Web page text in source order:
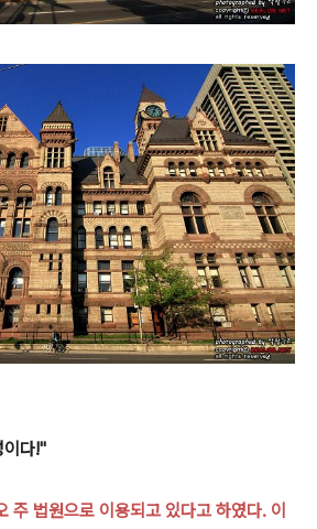
이다!"
주 법원으로 이용되고 있다고 하였다. 이